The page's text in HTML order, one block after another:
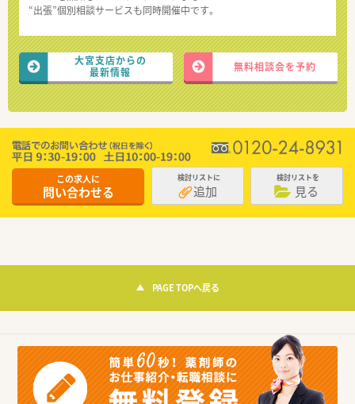
“出張”個別相談サービスも同時開催中です。
大宮支店からの
最新情報
無料相談会を予約
この求人に
問い合わせる
検討リストに
追加
検討リストを
見る
PAGE TOPへ戻る